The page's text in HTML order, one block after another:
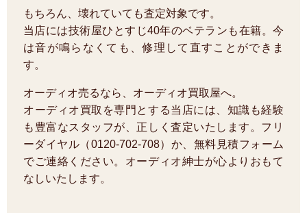
もちろん、壊れていても査定対象です。
当店には技術屋ひとすじ40年のベテランも在籍。今
は音が鳴らなくても、修理して直すことができま
す。
オーディオ売るなら、オーディオ買取屋へ。
オーディオ買取を専門とする当店には、知識も経験
も豊富なスタッフが、正しく査定いたします。フリ
ーダイヤル（0120-702-708）か、無料見積フォーム
でご連絡ください。オーディオ紳士が心よりおもて
なしいたします。